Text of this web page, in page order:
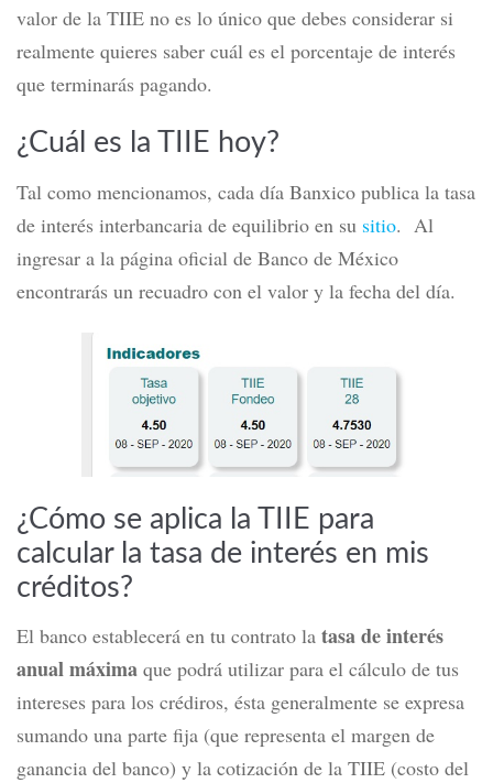
valor de la TIIE no es lo único que debes considerar si
realmente quieres saber cuál es el porcentaje de interés
que terminarás pagando.
¿Cuál es la TIIE hoy?
Tal como mencionamos, cada día Banxico publica la tasa
de interés interbancaria de equilibrio en su sitio. Al
ingresar a la página oficial de Banco de México
encontrarás un recuadro con el valor y la fecha del día.
¿Cómo se aplica la TIIE para
calcular la tasa de interés en mis
créditos?
El banco establecerá en tu contrato la tasa de interés
anual máxima que podrá utilizar para el cálculo de tus
intereses para los crédiros, ésta generalmente se expresa
sumando una parte fija (que representa el margen de
ganancia del banco) y la cotización de la TIIE (costo del